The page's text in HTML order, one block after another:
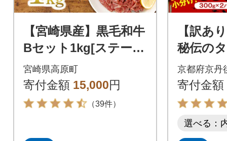
【宮崎県産】黒毛和牛
Bセット1kg[ステーキ
焼肉 切り落としの3点
セット] TF562
宮崎県高原町
寄付金額 15,000円
（39件）
【訳あ
秘伝の
け肉
ック)
京都府京丹
寄付金額
選べる：